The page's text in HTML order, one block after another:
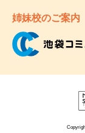
姉妹校のご案内